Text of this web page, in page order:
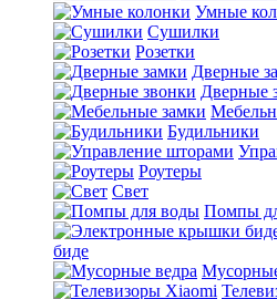
Умные
Сушилки
Розетки
Дверные
Дверные
Будильники
Роутеры
Свет
Помпы
биде